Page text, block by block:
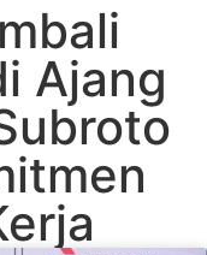
Ajang